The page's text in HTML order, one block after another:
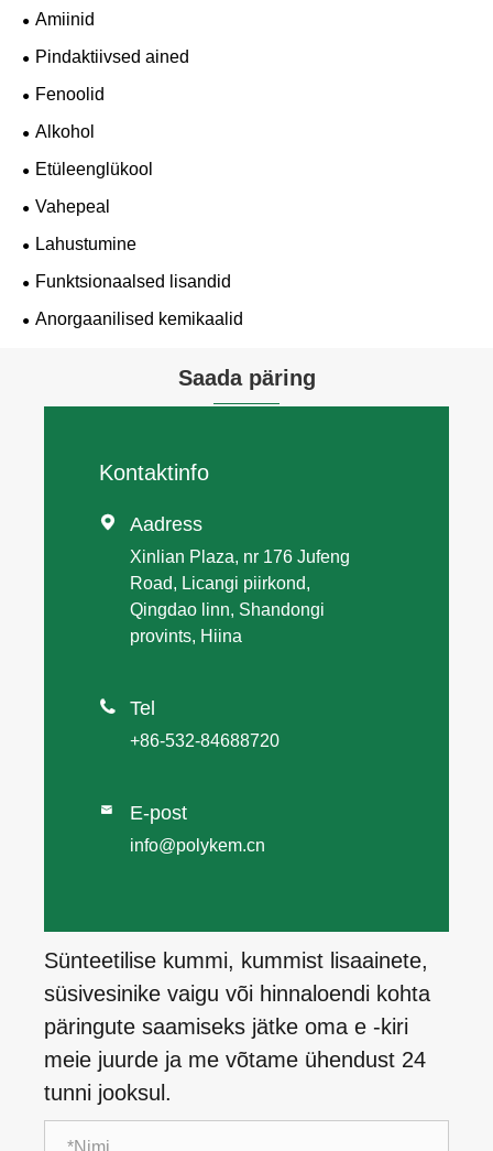
Amiinid
Pindaktiivsed ained
Fenoolid
Alkohol
Etüleenglükool
Vahepeal
Lahustumine
Funktsionaalsed lisandid
Anorgaanilised kemikaalid
Saada päring
Kontaktinfo
 Aadress
Xinlian Plaza, nr 176 Jufeng
Road, Licangi piirkond,
Qingdao linn, Shandongi
provints, Hiina
 Tel
+86-532-84688720
 E-post
info@polykem.cn
Sünteetilise kummi, kummist lisaainete,
süsivesinike vaigu või hinnaloendi kohta
päringute saamiseks jätke oma e -kiri
meie juurde ja me võtame ühendust 24
tunni jooksul.